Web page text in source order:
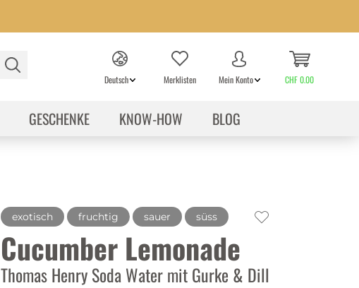
Deutsch Merklisten Mein Konto CHF 0.00
GESCHENKE KNOW-HOW BLOG
exotisch fruchtig sauer süss
Cucumber Lemonade
Thomas Henry Soda Water mit Gurke & Dill